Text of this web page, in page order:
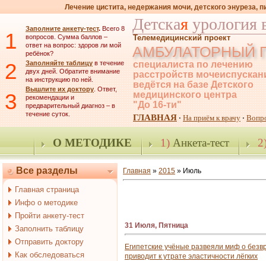
Лечение цистита, недержания мочи, детского энуреза,
1 Заполните анкету-тест. Всего 8
вопросов. Сумма баллов –
ответ на вопрос: здоров ли мой
ребёнок?
2 Заполняйте таблицу в течение
двух дней. Обратите внимание
на инструкцию по ней.
3 Вышлите их доктору. Ответ,
рекомендации и
предварительный диагноз – в
течение суток.
Детская урология
Телемедицинский проект
АМБУЛАТОРНЫЙ
специалиста по лечению
расстройств
ведётся на базе Детского
медицинского центра
"До 16-ти"
ГЛАВНАЯ · На приём к врачу ·
О МЕТОДИКЕ 1)Анкета-тест
Все разделы
Главная страница
Инфо о методике
Пройти анкету-тест
Заполнить таблицу
Отправить доктору
Как обследоваться
Главная » 2015 » Июль
31 Июля, Пятница
Египетские учёные развеяли миф о
приводит к утрате эластичности лёгких